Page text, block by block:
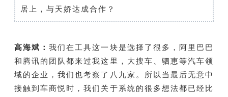
居上，与天娇达成合作？
高海斌：我们在工具这一块是选择了很多，阿里巴巴
和腾讯的团队都来过我这里，大搜车、驷恵等汽车领
域的企业，我们也考察了八九家。所以当最后无意中
接触到车商悦时，我们关于系统的很多想法都已经比